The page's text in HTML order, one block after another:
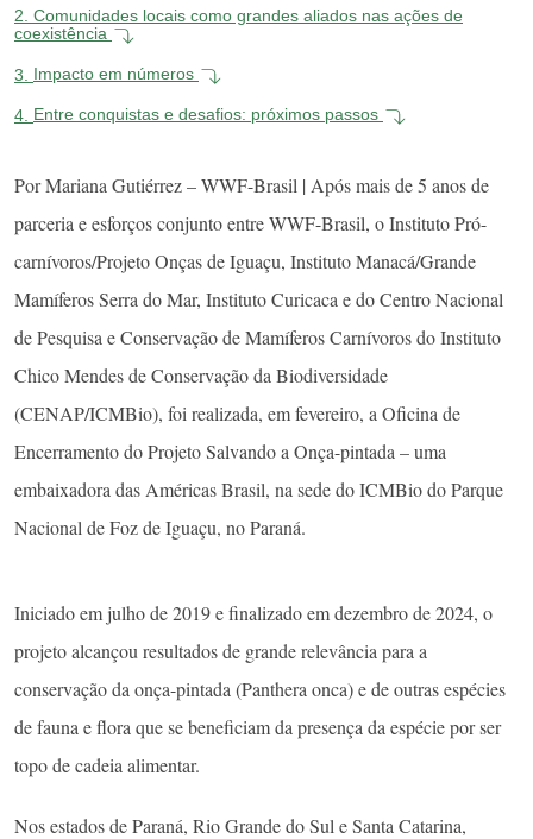
2. Comunidades locais como grandes aliados nas ações de
coexistência
3. Impacto em números
4. Entre conquistas e desafios: próximos passos
Por Mariana Gutiérrez – WWF-Brasil | Após mais de 5 anos de
parceria e esforços conjunto entre WWF-Brasil, o Instituto Pró-
carnívoros/Projeto Onças de Iguaçu, Instituto Manacá/Grande
Mamíferos Serra do Mar, Instituto Curicaca e do Centro Nacional
de Pesquisa e Conservação de Mamíferos Carnívoros do Instituto
Chico Mendes de Conservação da Biodiversidade
(CENAP/ICMBio), foi realizada, em fevereiro, a Oficina de
Encerramento do Projeto Salvando a Onça-pintada – uma
embaixadora das Américas Brasil, na sede do ICMBio do Parque
Nacional de Foz de Iguaçu, no Paraná.
Iniciado em julho de 2019 e finalizado em dezembro de 2024, o
projeto alcançou resultados de grande relevância para a
conservação da onça-pintada (Panthera onca) e de outras espécies
de fauna e flora que se beneficiam da presença da espécie por ser
topo de cadeia alimentar.
Nos estados de Paraná, Rio Grande do Sul e Santa Catarina,